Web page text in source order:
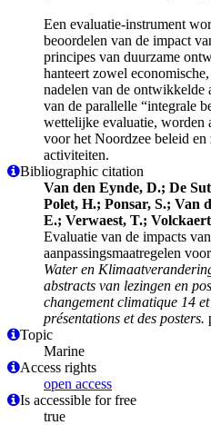
Een evaluatie-instrument
beoordelen van de impact
principes van duurzame
hanteert zowel
nadelen van de ontwikkelde
van de parallelle “integrale
wettelijke evaluatie, worden
voor het Noordzee beleid
activiteiten.
Bibliographic citation
Van den Eynde, D.; De
Polet, H.; Ponsar, S.; Van
E.; Verwaest, T.;
Evaluatie van de impacts
aanpassingsmaatregelen
Water en
abstracts van lezingen en
changement climatique 14
présentations et des posters.
Topic
Marine
Access rights
open access
Is accessible for free
true